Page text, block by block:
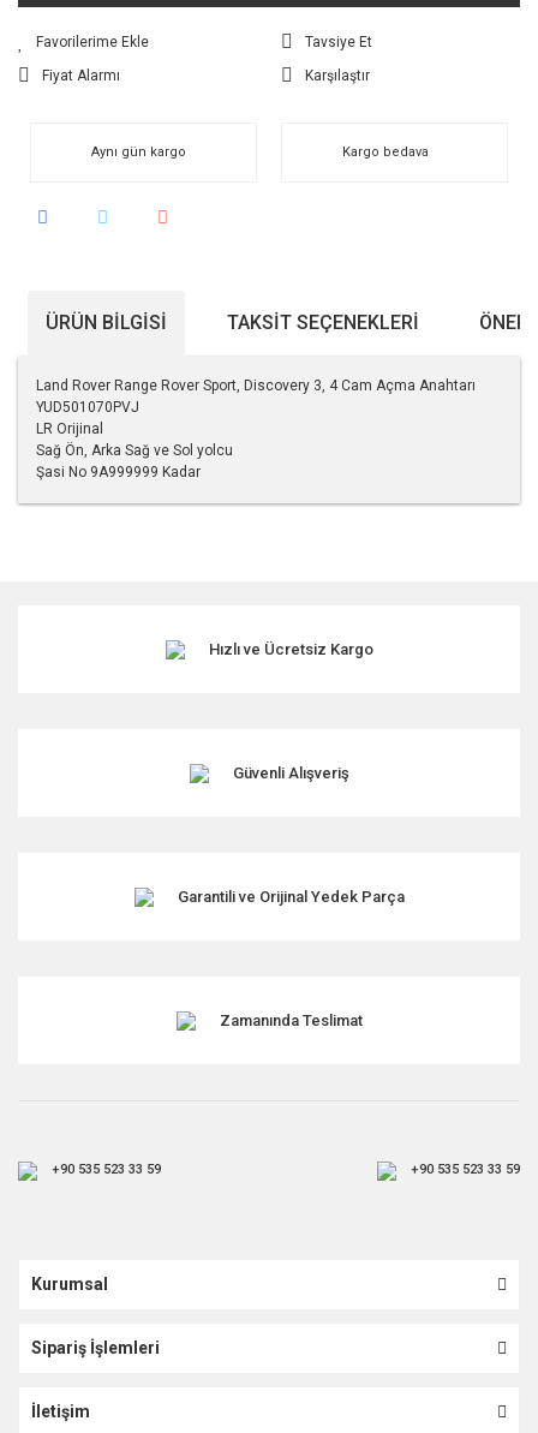
Tavsiye Et
Fiyat Alarmı
Karşılaştır
Aynı gün kargo Kargo bedava
ÜRÜN BILGISI TAKSIT SEÇENEKLERI
Land Rover Range Rover Sport, Discovery 3, 4 Cam Açma Anahtarı
YUD501070PVJ
LR Orijinal
Sağ Ön, Arka Sağ ve Sol yolcu
Şasi No 9A999999 Kadar
Ürün resmi kalitesiz, bozuk veya görüntülenemiyor.
Ürün fiyatı diğer sitelerden daha pahalı.
Hızlı ve Ücretsiz Kargo
Güvenli Alışveriş
Garantili ve Orijinal Yedek Parça
Zamanında Teslimat
+90 535 523 33 59 +90 535 523 33 59
Kurumsal
Sipariş İşlemleri
İletişim